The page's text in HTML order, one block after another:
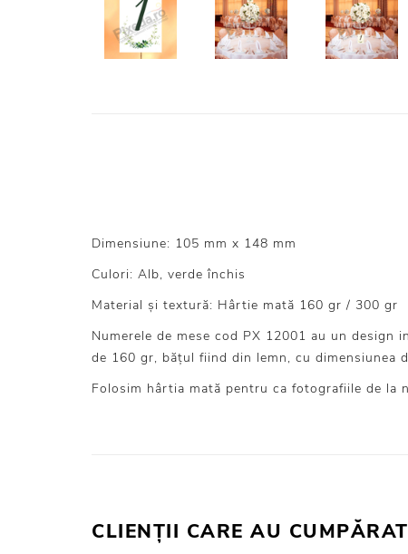
Dimensiune: 105 mm x 148 mm
Culori: Alb, verde închis
Material și textură: Hârtie mată 160 gr / 300 gr
Numerele de mese cod PX 12001 au un
de 160 gr, bățul fiind din lemn, cu dimensiunea
Folosim hârtia mată pentru ca fotografiile de la
CLIENȚII CARE AU